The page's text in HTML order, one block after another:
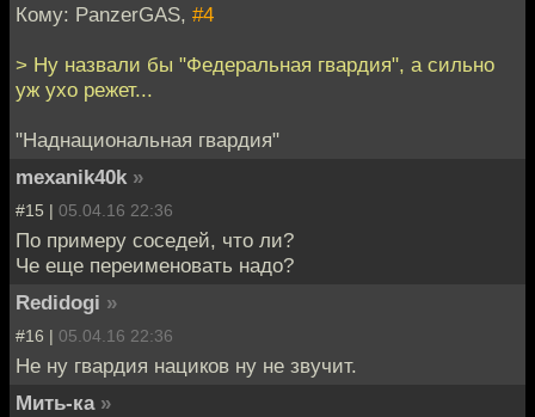
Кому: PanzerGAS, #4
> Ну назвали бы "Федеральная гвардия", а сильно
уж ухо режет...
"Наднациональная гвардия"
mexanik40k »
#15 | 05.04.16 22:36
По примеру соседей, что ли?
Че еще переименовать надо?
Redidogi »
#16 | 05.04.16 22:36
Не ну гвардия нациков ну не звучит.
Мить-ка »